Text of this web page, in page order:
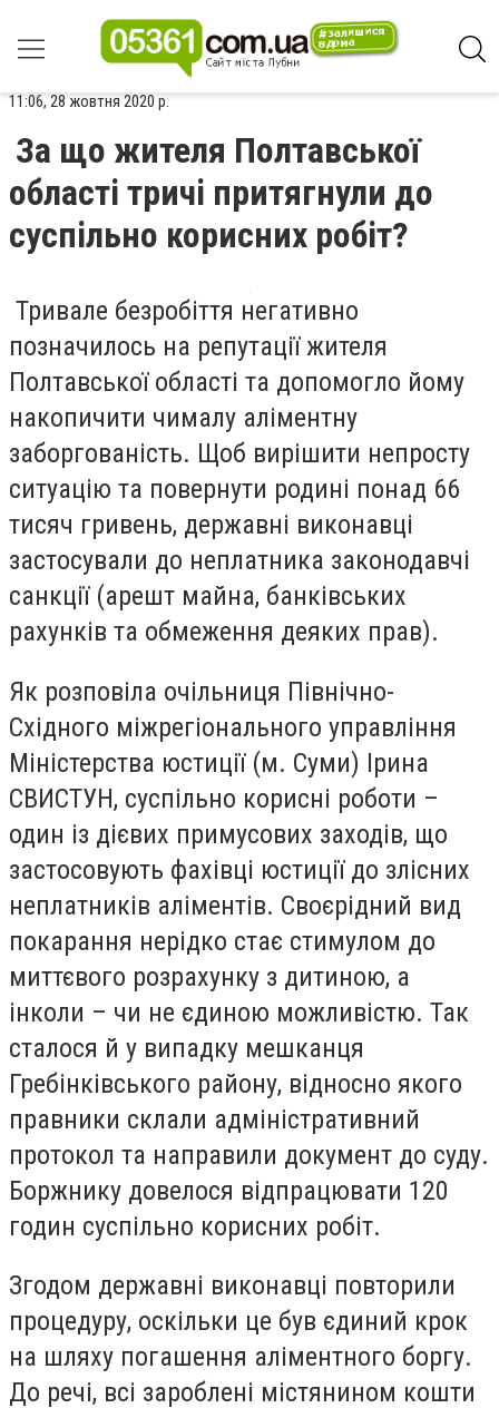
11:06, 28 жовтня 2020 р.
За що жителя Полтавської
області тричі притягнули до
суспільно корисних робіт?
Тривале безробіття негативно
позначилось на репутації жителя
Полтавської області та допомогло йому
накопичити чималу аліментну
заборгованість. Щоб вирішити непросту
ситуацію та повернути родині понад 66
тисяч гривень, державні виконавці
застосували до неплатника законодавчі
санкції (арешт майна, банківських
рахунків та обмеження деяких прав).
Як розповіла очільниця Північно-
Східного міжрегіонального управління
Міністерства юстиції (м. Суми) Ірина
СВИСТУН, суспільно корисні роботи –
один із дієвих примусових заходів, що
застосовують фахівці юстиції до злісних
неплатників аліментів. Своєрідний вид
покарання нерідко стає стимулом до
миттєвого розрахунку з дитиною, а
інколи – чи не єдиною можливістю. Так
сталося й у випадку мешканця
Гребінківського району, відносно якого
правники склали адміністративний
протокол та направили документ до суду.
Боржнику довелося відпрацювати 120
годин суспільно корисних робіт.
Згодом державні виконавці повторили
процедуру, оскільки це був єдиний крок
на шляху погашення аліментного боргу.
До речі, всі зароблені містянином кошти